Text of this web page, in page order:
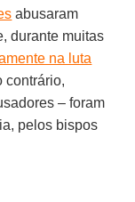
abusaram
durante muitas
na luta
contrário,
– foram
pelos bispos